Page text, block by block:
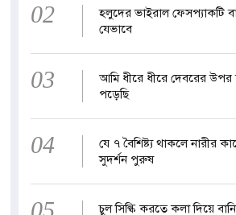
02
হলুদের ভাইরাল ফেসপ্যাকটি
যেভাবে
03
আমি ধীরে ধীরে দেবরের উপর
পড়েছি
04
যে ৭ বৈশিষ্ট্য থাকলে নারীর
সুদর্শন পুরুষ
চুল সিল্কি করতে কলা দিয়ে